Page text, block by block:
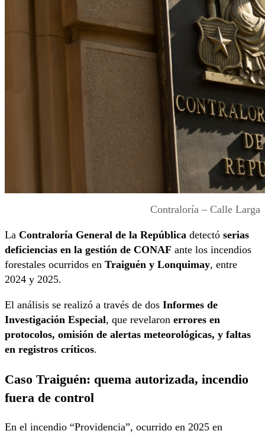
Contraloría – Calle Larga
La Contraloría General de la República detectó serias
deficiencias en la gestión de CONAF ante los incendios
forestales ocurridos en Traiguén y Lonquimay, entre
2024 y 2025.
El análisis se realizó a través de dos Informes de
Investigación Especial, que revelaron errores en
protocolos, omisión de alertas meteorológicas, y faltas
en registros críticos.
Caso Traiguén: quema autorizada, incendio
fuera de control
En el incendio “Providencia”, ocurrido en 2025 en